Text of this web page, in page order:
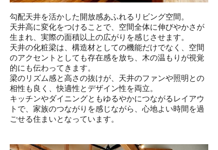
勾配天井を活かした開放感あふれるリビング空間。
天井高に変化をつけることで、空間全体に伸びやかさが
生まれ、実際の面積以上の広がりを感じさせます。
天井の化粧梁は、構造材としての機能だけでなく、空間
のアクセントとしても存在感を放ち、木の温もりが視覚
的にも伝わってきます。
梁のリズム感と高さの抜けが、天井のファンや照明との
相性も良く、快適性とデザイン性を両立。
キッチンやダイニングともゆるやかにつながるレイアウ
トで、家族のつながりを感じながら、心地よい時間を過
ごせる住まいとなっています。